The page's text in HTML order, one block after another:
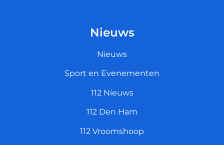
Nieuws
Nieuws
Sport en Evenementen
112 Nieuws
112 Den Ham
112 Vroomshoop